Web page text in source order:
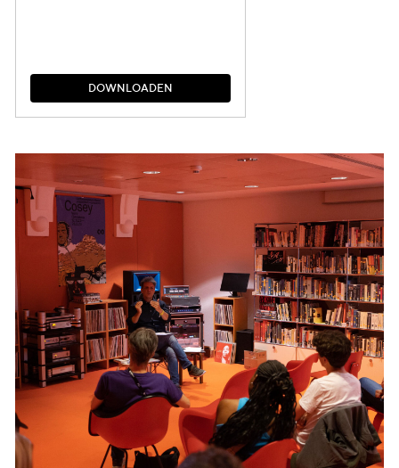
DOWN LOADEN
DOWNLOADEN